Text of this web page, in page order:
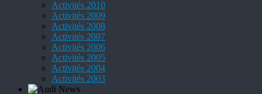
Activités 2010
Activités 2009
Activités 2008
Activités 2007
Activités 2006
Activités 2005
Activités 2004
Activités 2003